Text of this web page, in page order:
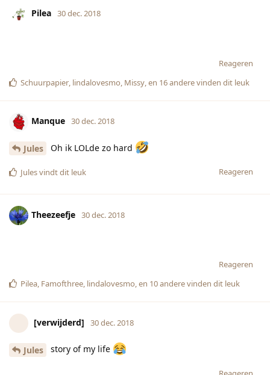
Pilea 30 dec. 2018
Reageren
Schuurpapier lindalovesmo Missy , en 16anderevinden dit leuk
Manque 30 dec. 2018
Jules Oh ik LOLde zo hard
Reageren
Julesvindt dit leuk
Theezeefje 30 dec. 2018
Reageren
Pilea, Famofthree, lindalovesmo, en 10anderevinden dit leuk
[verwijderd] 30 dec. 2018
Jules story of my life